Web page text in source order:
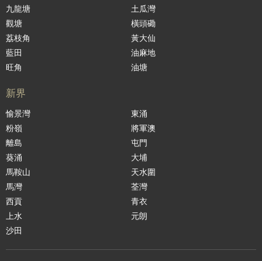
九龍塘
觀塘
荔枝角
藍田
旺角
土瓜灣
橫頭磡
黃大仙
油麻地
油塘
新界
愉景灣
粉嶺
離島
葵涌
馬鞍山
馬灣
西貢
上水
沙田
東涌
將軍澳
屯門
大埔
天水圍
荃灣
青衣
元朗